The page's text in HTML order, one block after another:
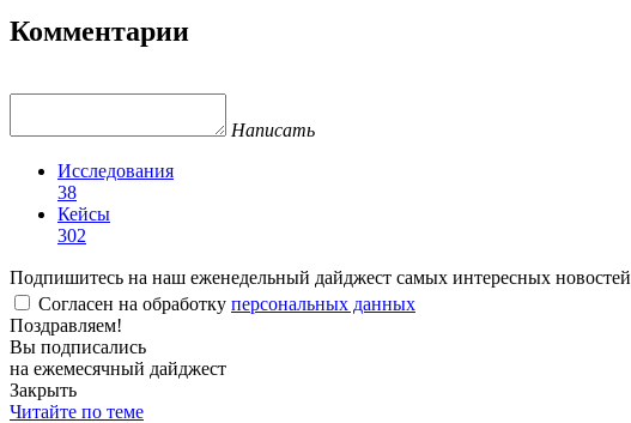
Комментарии
Написать
Исследования
38
Кейсы
302
Подпишитесь на наш еженедельный дайджест самых интересных новостей
Согласен на обработку персональных данных
Поздравляем!
Вы подписались
на ежемесячный дайджест
Закрыть
Читайте по теме